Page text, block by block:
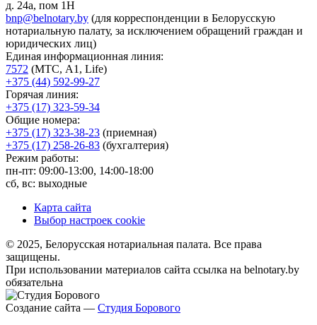
д. 24а, пом 1Н
bnp@belnotary.by (для корреспонденции в Белорусскую
нотариальную палату, за исключением обращений граждан и
юридических лиц)
Единая информационная линия:
7572 (МТС, A1, Life)
+375 (44) 592-99-27
Горячая линия:
+375 (17) 323-59-34
Общие номера:
+375 (17) 323-38-23 (приемная)
+375 (17) 258-26-83 (бухгалтерия)
Режим работы:
пн-пт: 09:00-13:00, 14:00-18:00
сб, вс: выходные
Карта сайта
Выбор настроек cookie
© 2025, Белорусская нотариальная палата. Все права
защищены.
При использовании материалов сайта ссылка на belnotary.by
обязательна
Создание сайта — Студия Борового